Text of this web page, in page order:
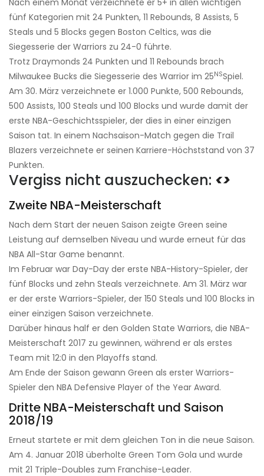
Nach einem Monat verzeichnete er 5+ in allen wichtigen
fünf Kategorien mit 24 Punkten, 11 Rebounds, 8 Assists, 5
Steals und 5 Blocks gegen Boston Celtics, was die
Siegesserie der Warriors zu 24-0 führte.
Trotz Draymonds 24 Punkten und 11 Rebounds brach
Milwaukee Bucks die Siegesserie des Warrior im 25NSSpiel.
Am 30. März verzeichnete er 1.000 Punkte, 500 Rebounds,
500 Assists, 100 Steals und 100 Blocks und wurde damit der
erste NBA-Geschichtsspieler, der dies in einer einzigen
Saison tat. In einem Nachsaison-Match gegen die Trail
Blazers verzeichnete er seinen Karriere-Höchststand von 37
Punkten.
Vergiss nicht auszuchecken: <>
Zweite NBA-Meisterschaft
Nach dem Start der neuen Saison zeigte Green seine
Leistung auf demselben Niveau und wurde erneut für das
NBA All-Star Game benannt.
Im Februar war Day-Day der erste NBA-History-Spieler, der
fünf Blocks und zehn Steals verzeichnete. Am 31. März war
er der erste Warriors-Spieler, der 150 Steals und 100 Blocks in
einer einzigen Saison verzeichnete.
Darüber hinaus half er den Golden State Warriors, die NBA-
Meisterschaft 2017 zu gewinnen, während er als erstes
Team mit 12:0 in den Playoffs stand.
Am Ende der Saison gewann Green als erster Warriors-
Spieler den NBA Defensive Player of the Year Award.
Dritte NBA-Meisterschaft und Saison
2018/19
Erneut startete er mit dem gleichen Ton in die neue Saison.
Am 4. Januar 2018 überholte Green Tom Gola und wurde
mit 21 Triple-Doubles zum Franchise-Leader.